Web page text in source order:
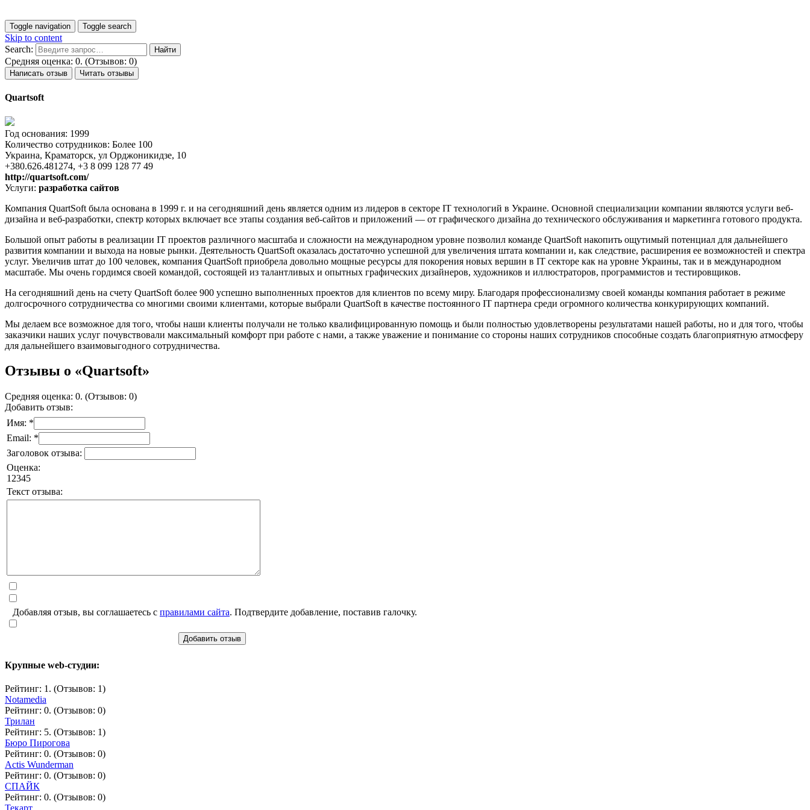
Toggle navigation Toggle search
Skip to content
Search:
Средняя оценка: 0. (Отзывов: 0)
Написать отзыв Читать отзывы
Quartsoft
Год основания: 1999
Количество сотрудников: Более 100
Украина, Краматорск, ул Орджоникидзе, 10
+380.626.481274, +3 8 099 128 77 49
http://quartsoft.com/
Услуги: разработка сайтов
Компания QuartSoft была основана в 1999 г. и на сегодняшний день является одним из лидеров в секторе IT технологий в Украине. Основной специализации компании являются услуги веб-
дизайна и веб-разработки, спектр которых включает все этапы создания веб-сайтов и приложений — от графического дизайна до технического обслуживания и маркетинга готового продукта.
Большой опыт работы в реализации IT проектов различного масштаба и сложности на международном уровне позволил команде QuartSoft накопить ощутимый потенциал для дальнейшего
развития компании и выхода на новые рынки. Деятельность QuartSoft оказалась достаточно успешной для увеличения штата компании и, как следствие, расширения ее возможностей и спектра
услуг. Увеличив штат до 100 человек, компания QuartSoft приобрела довольно мощные ресурсы для покорения новых вершин в IT секторе как на уровне Украины, так и в международном
масштабе. Мы очень гордимся своей командой, состоящей из талантливых и опытных графических дизайнеров, художников и иллюстраторов, программистов и тестировщиков.
На сегодняшний день на счету QuartSoft более 900 успешно выполненных проектов для клиентов по всему миру. Благодаря профессионализму своей команды компания работает в режиме
долгосрочного сотрудничества со многими своими клиентами, которые выбрали QuartSoft в качестве постоянного IT партнера среди огромного количества конкурирующих компаний.
Мы делаем все возможное для того, чтобы наши клиенты получали не только квалифицированную помощь и были полностью удовлетворены результатами нашей работы, но и для того, чтобы
заказчики наших услуг почувствовали максимальный комфорт при работе с нами, а также уважение и понимание со стороны наших сотрудников способные создать благоприятную атмосферу
для дальнейшего взаимовыгодного сотрудничества.
Отзывы о «Quartsoft»
Средняя оценка: 0. (Отзывов: 0)
Добавить отзыв:
Имя: *
Email: *
Заголовок отзыва:
Оценка:
1 2345
Текст отзыва:
Добавляя отзыв, вы соглашаетесь с правилами сайта. Подтвердите добавление, поставив галочку.
Добавить отзыв
Крупные web-студии:
Рейтинг: 1. (Отзывов: 1)
Notamedia
Рейтинг: 0. (Отзывов: 0)
Трилан
Рейтинг: 5. (Отзывов: 1)
Бюро Пирогова
Рейтинг: 0. (Отзывов: 0)
Actis Wunderman
Рейтинг: 0. (Отзывов: 0)
СПАЙК
Рейтинг: 0. (Отзывов: 0)
Текарт